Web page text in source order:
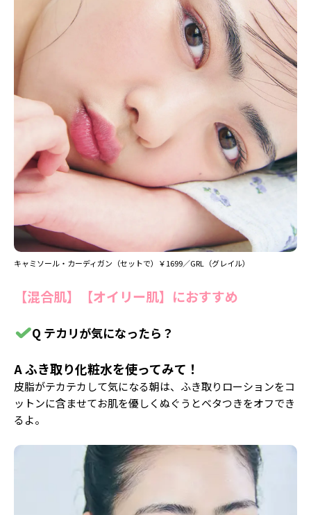
キャミソール・カーディガン（セットで）￥1699／GRL（グレイル）
【混合肌】【オイリー肌】におすすめ
Q テカリが気になったら？
A ふき取り化粧水を使ってみて！
皮脂がテカテカして気になる朝は、ふき取りローションをコ
ットンに含ませてお肌を優しくぬぐうとベタつきをオフでき
るよ。